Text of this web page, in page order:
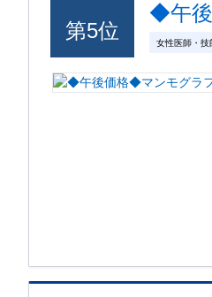
第5位
◆午
女性医師・技